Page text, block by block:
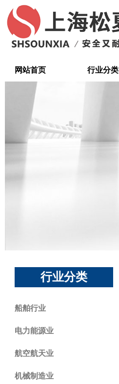
至
网站首页 行业分类
行业分类
船舶行业
电力能源业
航空航天业
机械制造业